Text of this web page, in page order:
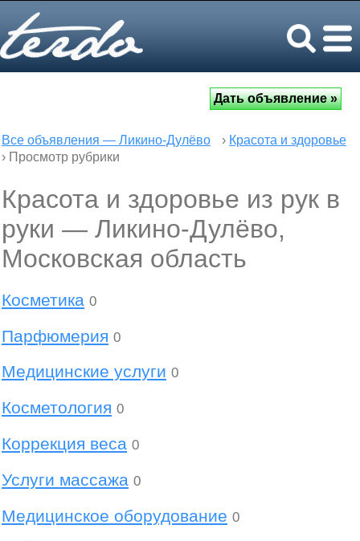
Все объявления — Ликино-Дулёво › Красота и здоровье
› Просмотр рубрики
Красота и здоровье из рук в
руки — Ликино-Дулёво,
Московская область
Косметика 0
Парфюмерия 0
Медицинские услуги 0
Косметология 0
Коррекция веса 0
Услуги массажа 0
Медицинское оборудование 0